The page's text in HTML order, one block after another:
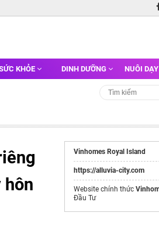
KHỎE DINH DƯỠNG NUÔI
hôn
Vinhomes Royal Island
https://alluvia-city.com
Website chính thức
Đầu Tư